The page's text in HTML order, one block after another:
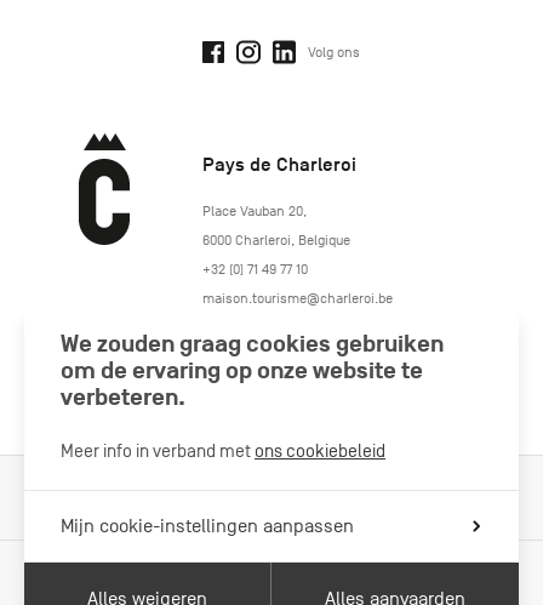
Volg ons
Pays de Charleroi
https://www.paysdecharleroi.be/
Place Vauban 20,
6000 Charleroi, Belgique
+32 (0) 71 49 77 10
maison.tourisme@charleroi.be
Volg ons
Met de steun van
We zouden graag cookies gebruiken
om de ervaring op onze website te
verbeteren.
Meer info in verband met ons cookiebeleid
Mijn cookie-instellingen aanpassen
Alles weigeren Alles aanvaarden